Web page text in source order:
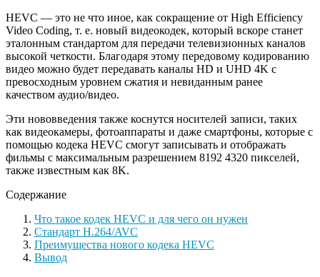
HEVC — это не что иное, как сокращение от High Efficiency
Video Coding, т. е. новый видеокодек, который вскоре станет
эталонным стандартом для передачи телевизионных каналов
высокой четкости. Благодаря этому передовому кодированию
видео можно будет передавать каналы HD и UHD 4K с
превосходным уровнем сжатия и невиданным ранее
качеством аудио/видео.
Эти нововведения также коснутся носителей записи, таких
как видеокамеры, фотоаппараты и даже смартфоны, которые с
помощью кодека HEVC смогут записывать и отображать
фильмы с максимальным разрешением 8192 4320 пикселей,
также известным как 8K.
Содержание
Что такое кодек HEVC и для чего он нужен
Стандарт H.264/AVC
Преимущества нового кодека HEVC
Вывод